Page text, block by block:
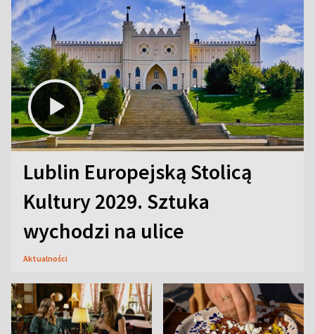
Lublin Europejską Stolicą
Kultury 2029. Sztuka
wychodzi na ulice
Aktualności